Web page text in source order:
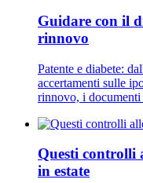
Guidare con il
rinnovo
Patente e diabete:
accertamenti sulle
rinnovo, i documenti
Questi controlli
in estate